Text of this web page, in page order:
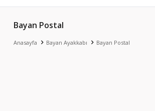
Bayan Postal
Anasayfa Bayan Ayakkabı Bayan Postal